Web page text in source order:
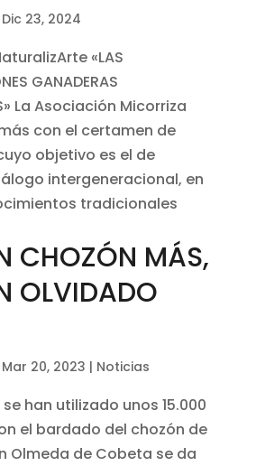
Dic 23, 2024
«LAS
GANADERAS
La Asociación Micorriza
con el certamen de
objetivo es el de
intergeneracional, en
tradicionales
CHOZÓN MÁS,
OLVIDADO
Mar 20, 2023 | Noticias
han utilizado unos 15.000
el bardado del chozón de
Olmeda de Cobeta se da